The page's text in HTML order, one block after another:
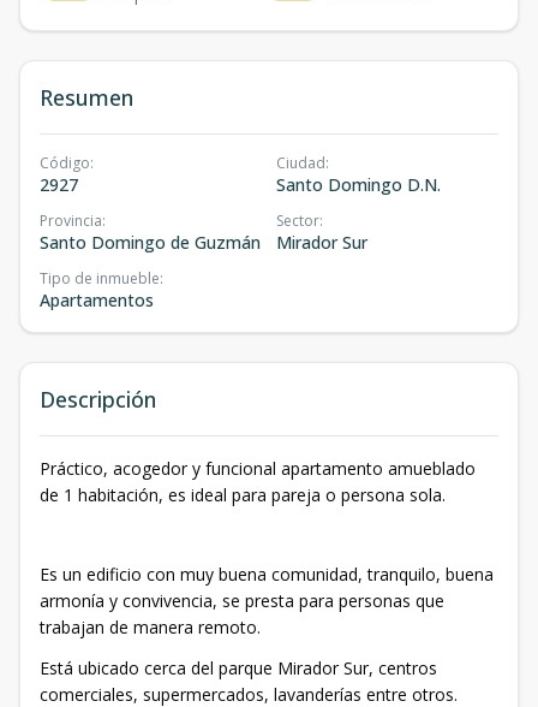
Resumen
Código:
2927
Ciudad:
Santo Domingo D.N.
Provincia:
Santo Domingo de Guzmán
Sector:
Mirador Sur
Tipo de inmueble:
Apartamentos
Descripción
Práctico, acogedor y funcional apartamento amueblado
de 1 habitación, es ideal para pareja o persona sola.
Es un edificio con muy buena comunidad, tranquilo, buena
armonía y convivencia, se presta para personas que
trabajan de manera remoto.
Está ubicado cerca del parque Mirador Sur, centros
comerciales, supermercados, lavanderías entre otros.